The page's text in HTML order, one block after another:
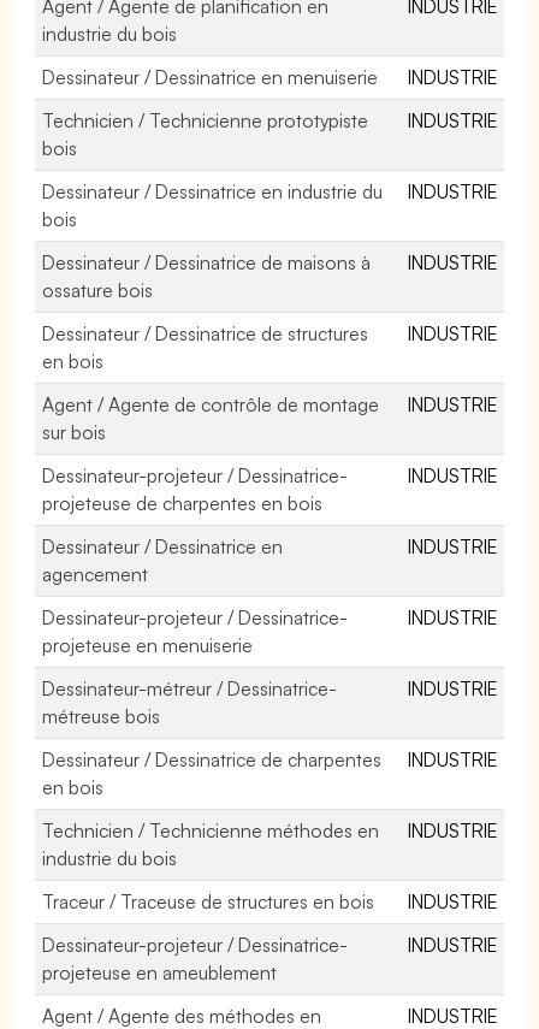
Agent / Agente de planification en
industrie du bois
INDUSTRIE
Dessinateur / Dessinatrice en menuiserie
INDUSTRIE
Technicien / Technicienne prototypiste
bois
INDUSTRIE
Dessinateur / Dessinatrice en industrie du
bois
INDUSTRIE
Dessinateur / Dessinatrice de maisons à
ossature bois
INDUSTRIE
Dessinateur / Dessinatrice de structures
en bois
INDUSTRIE
Agent / Agente de contrôle de montage
sur bois
INDUSTRIE
Dessinateur-projeteur / Dessinatrice-
projeteuse de charpentes en bois
INDUSTRIE
Dessinateur / Dessinatrice en
agencement
INDUSTRIE
Dessinateur-projeteur / Dessinatrice-
projeteuse en menuiserie
INDUSTRIE
Dessinateur-métreur / Dessinatrice-
métreuse bois
INDUSTRIE
Dessinateur / Dessinatrice de charpentes
en bois
INDUSTRIE
Technicien / Technicienne méthodes en
industrie du bois
INDUSTRIE
Traceur / Traceuse de structures en bois
INDUSTRIE
Dessinateur-projeteur / Dessinatrice-
projeteuse en ameublement
INDUSTRIE
Agent / Agente des méthodes en
INDUSTRIE